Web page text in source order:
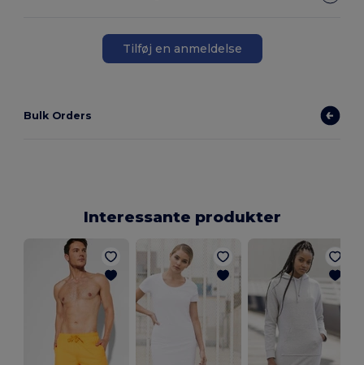
Tilføj en anmeldelse
Bulk Orders
Interessante produkter